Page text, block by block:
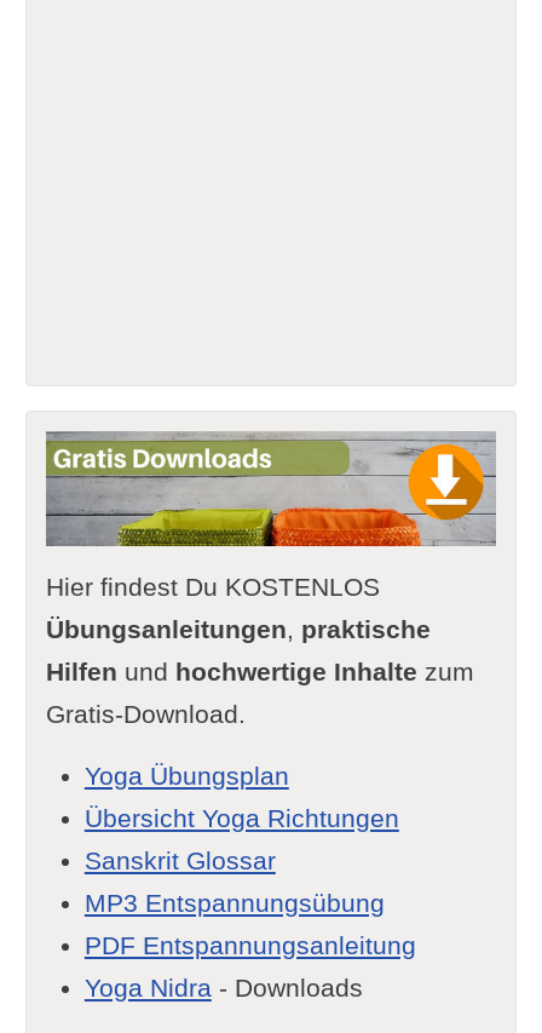
Hier findest Du KOSTENLOS
Übungsanleitungen, praktische
Hilfen und hochwertige Inhalte zum
Gratis-Download.
Yoga Übungsplan
Übersicht Yoga Richtungen
Sanskrit Glossar
MP3 Entspannungsübung
PDF Entspannungsanleitung
Yoga Nidra- Downloads